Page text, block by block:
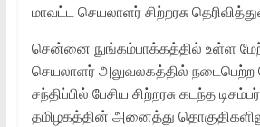
மாவட்ட செயலாளர் சிற்றரசு
சென்னை நுங்கம்பாக்கத்தில் உள்ள
செயலாளர் அலுவலகத்தில் நடைபெற்ற
சந்திப்பில் பேசிய சிற்றரசு கடந்த
தமிழகத்தின் அனைத்து